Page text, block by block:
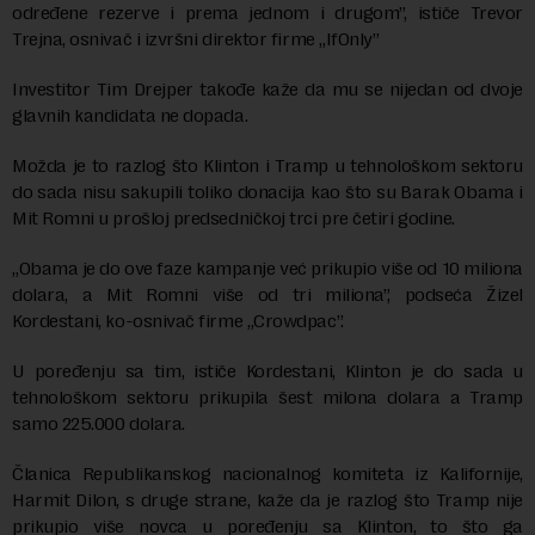
određene rezerve i prema jednom i drugom”, ističe Trevor
Trejna, osnivač i izvršni direktor firme „IfOnly”
Investitor Tim Drejper takođe kaže da mu se nijedan od dvoje
glavnih kandidata ne dopada.
Možda je to razlog što Klinton i Tramp u tehnološkom sektoru
do sada nisu sakupili toliko donacija kao što su Barak Obama i
Mit Romni u prošloj predsedničkoj trci pre četiri godine.
„Obama je do ove faze kampanje već prikupio više od 10 miliona
dolara, a Mit Romni više od tri miliona”, podseća Žizel
Kordestani, ko-osnivač firme „Crowdpac”.
U poređenju sa tim, ističe Kordestani, Klinton je do sada u
tehnološkom sektoru prikupila šest milona dolara a Tramp
samo 225.000 dolara.
Članica Republikanskog nacionalnog komiteta iz Kalifornije,
Harmit Dilon, s druge strane, kaže da je razlog što Tramp nije
prikupio više novca u poređenju sa Klinton, to što ga